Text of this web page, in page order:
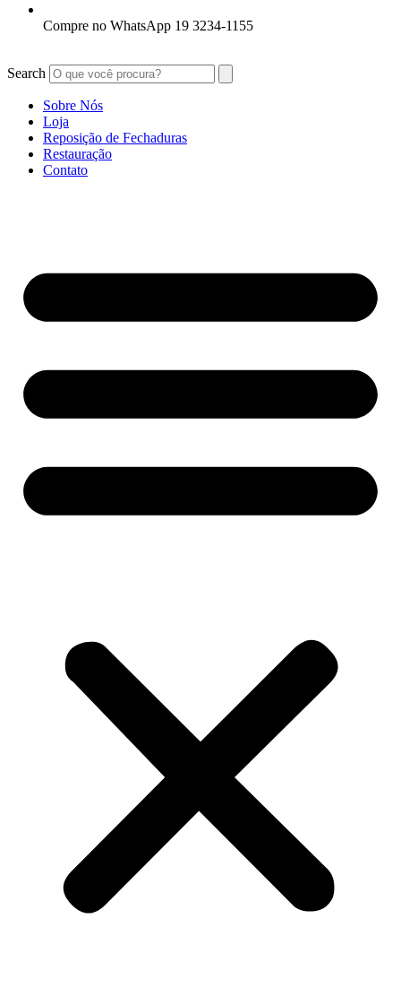
Compre no WhatsApp 19 3234-1155
Search
Sobre Nós
Loja
Reposição de Fechaduras
Restauração
Contato